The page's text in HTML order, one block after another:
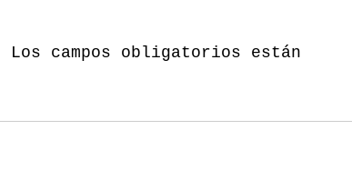
Los campos obligatorios están